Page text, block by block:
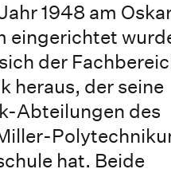
1948 am
eingerichtet
der
heraus, der seine
Abteilungen des
hat. Beide